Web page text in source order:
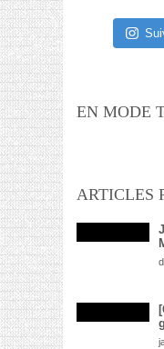
EN MODE
ARTICLES